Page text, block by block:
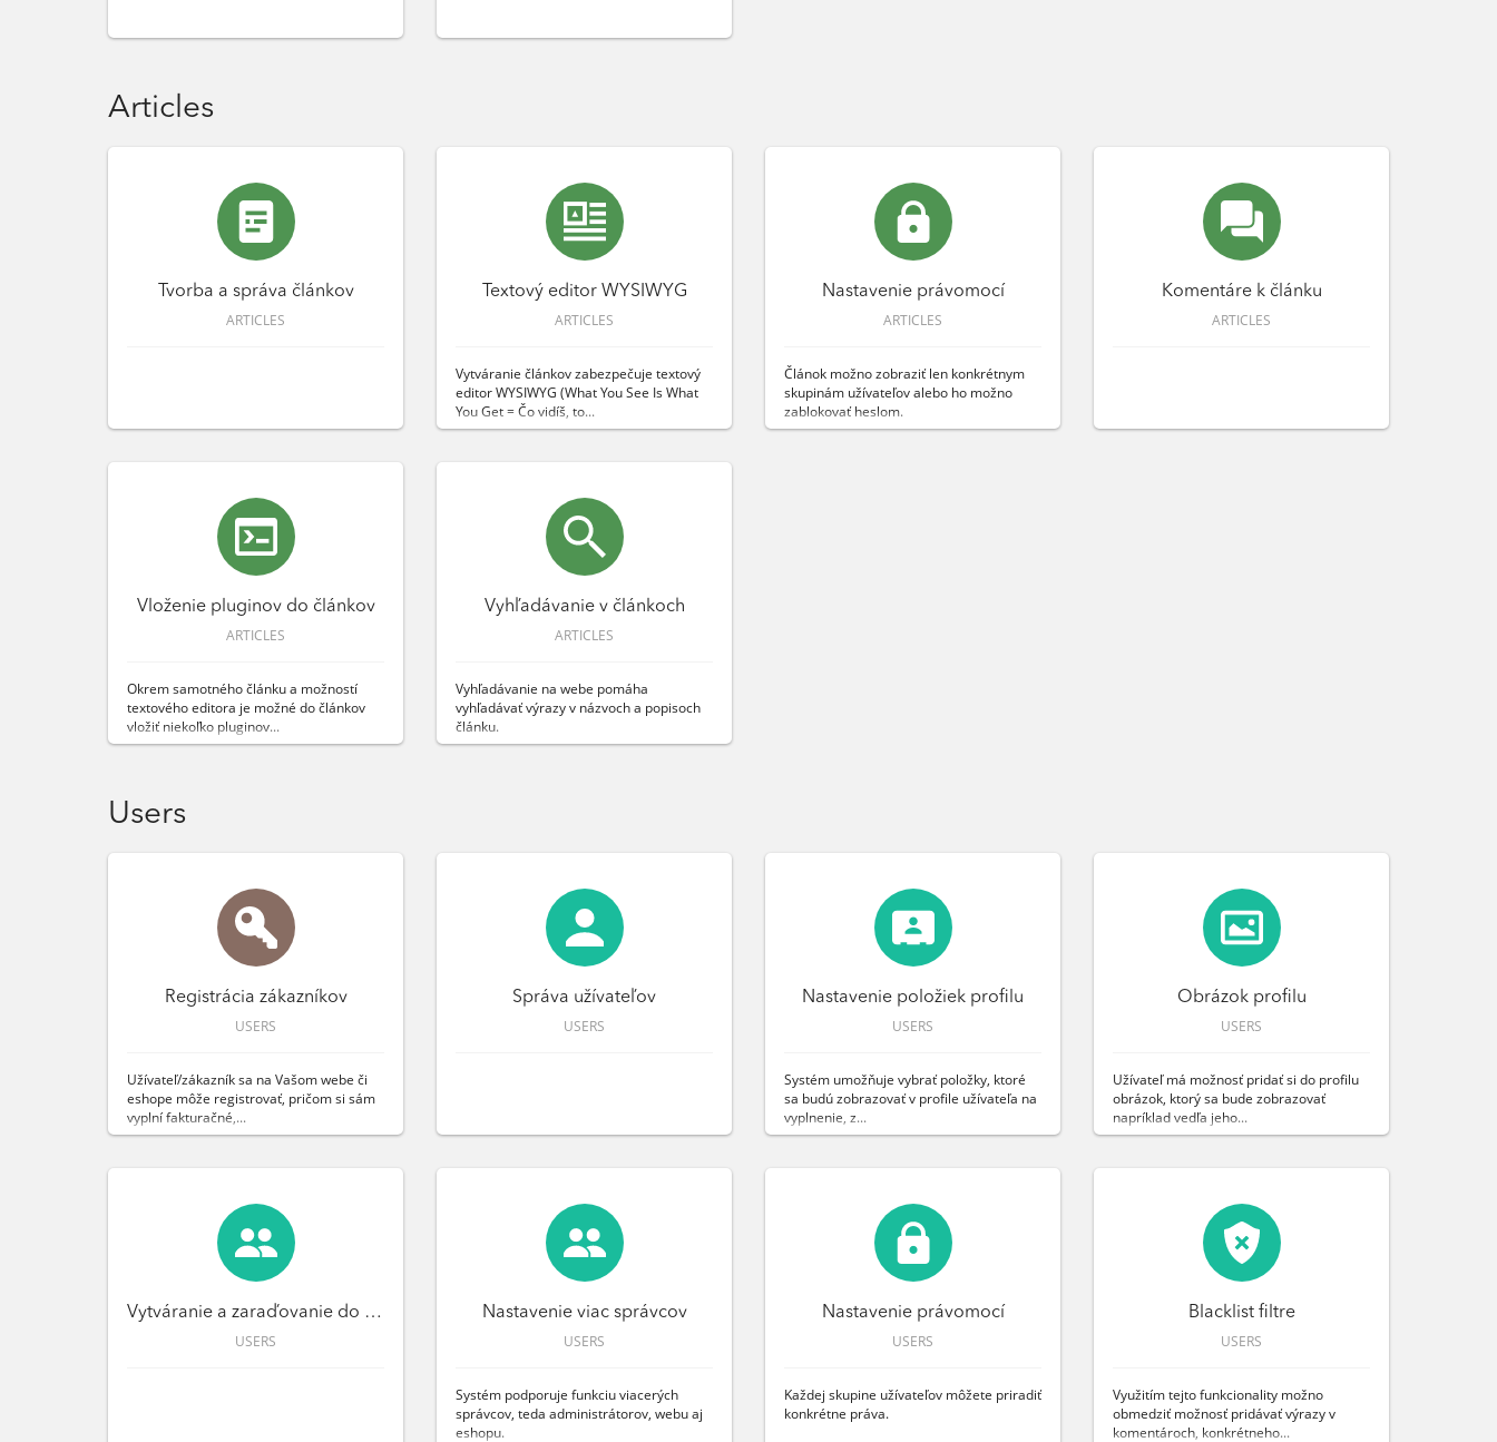
Articles
Tvorba a správa článkov
ARTICLES
Textový editor WYSIWYG
ARTICLES
Vytváranie článkov zabezpečuje textový
editor WYSIWYG (What You See Is What
You Get = Čo vidíš, to...
Nastavenie právomocí
ARTICLES
Článok možno zobraziť len konkrétnym
skupinám užívateľov alebo ho možno
zablokovať heslom.
Komentáre k článku
ARTICLES
Vloženie pluginov do článkov
ARTICLES
Okrem samotného článku a možností
textového editora je možné do článkov
vložiť niekoľko pluginov...
Vyhľadávanie v článkoch
ARTICLES
Vyhľadávanie na webe pomáha
vyhľadávať výrazy v názvoch a popisoch
článku.
Users
Registrácia zákazníkov
USERS
Užívateľ/zákazník sa na Vašom webe či
eshope môže registrovať, pričom si sám
vyplní fakturačné,...
Správa užívateľov
USERS
Nastavenie položiek profilu
USERS
Systém umožňuje vybrať položky, ktoré
sa budú zobrazovať v profile užívateľa na
vyplnenie, z...
Obrázok profilu
USERS
Užívateľ má možnosť pridať si do profilu
obrázok, ktorý sa bude zobrazovať
napríklad vedľa jeho...
Vytváranie a zaraďovanie do skupín
USERS
Nastavenie viac správcov
USERS
Systém podporuje funkciu viacerých
správcov, teda administrátorov, webu aj
eshopu.
Nastavenie právomocí
USERS
Každej skupine užívateľov môžete priradiť
konkrétne práva.
Blacklist filtre
USERS
Využitím tejto funkcionality možno
obmedziť možnosť pridávať výrazy v
komentároch, konkrétneho...